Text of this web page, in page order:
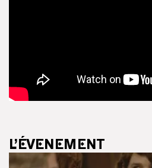
L’ÉVENEMENT